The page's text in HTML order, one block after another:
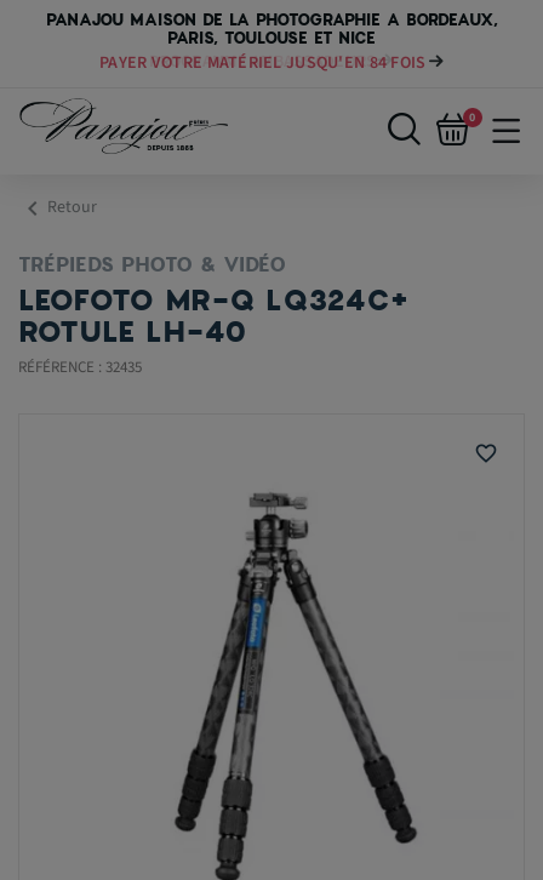
PANAJOU MAISON DE LA PHOTOGRAPHIE A BORDEAUX,
PARIS, TOULOUSE ET NICE
PAYER VOTRE MATÉRIEL JUSQU'EN 84 FOIS
0
chevron_left Retour
TRÉPIEDS PHOTO & VIDÉO
LEOFOTO MR-Q LQ324C+
ROTULE LH-40
RÉFÉRENCE : 32435
favorite_border